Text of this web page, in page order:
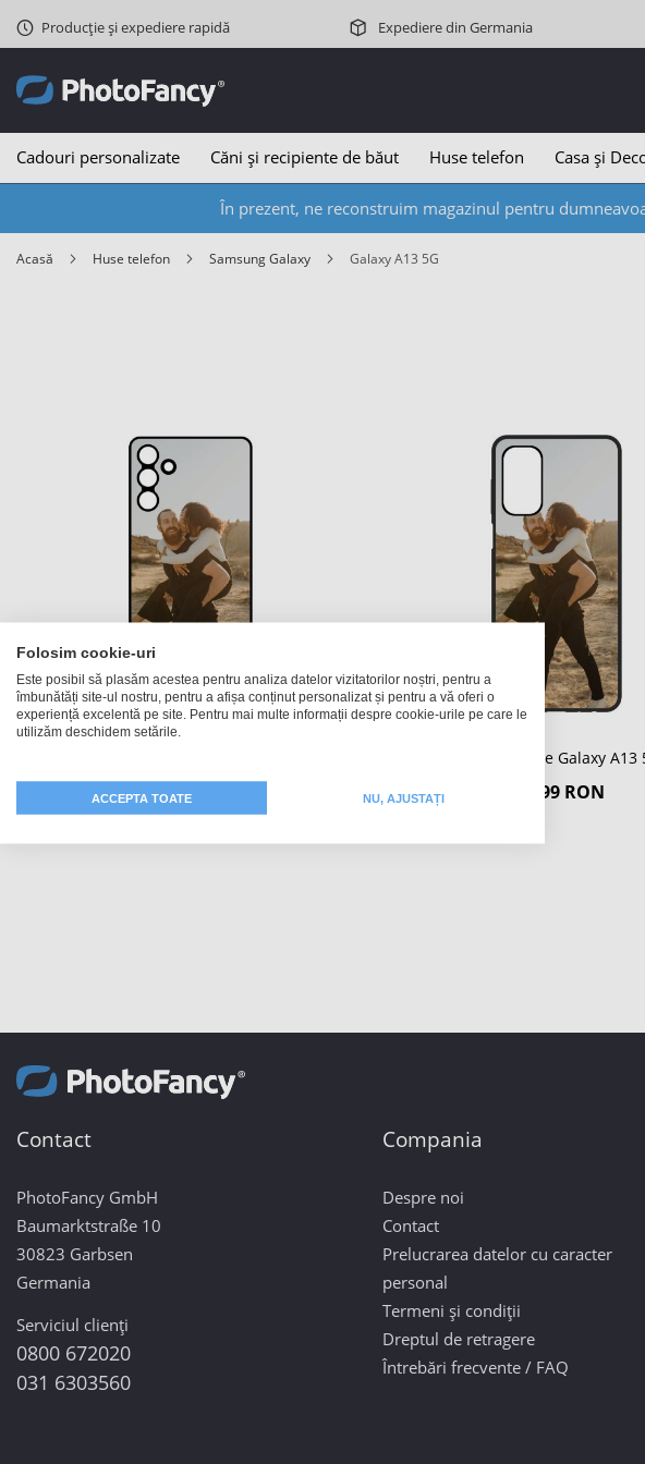
Producție și expediere rapidă Expediere din Germania
Cadouri personalizate Căni și recipiente de băut Huse telefon Casa și
În prezent, ne reconstruim magazinul pentru
Acasă Huse telefon Samsung Galaxy Galaxy A13 5G
109,99 RON
Husă Softcase Galaxy A13
124,99 RON
Contact
PhotoFancy GmbH
Baumarktstraße 10
30823 Garbsen
Germania
Serviciul clienți
0800 672020
031 6303560
Compania
Despre noi
Contact
Prelucrarea datelor cu caracter
personal
Termeni și condiții
Dreptul de retragere
Întrebări frecvente / FAQ
Folosim cookie-uri
Este posibil să plasăm acestea pentru analiza datelor vizitatorilor noștri, pentru a
îmbunătăți site-ul nostru, pentru a afișa conținut personalizat și pentru a vă oferi o
experiență excelentă pe site. Pentru mai multe informații despre cookie-urile pe care le
utilizăm deschidem setările.
ACCEPTA TOATE NU, AJUSTAȚI